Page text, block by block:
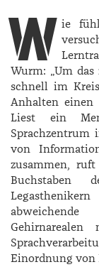
W ie
Wurm: „Um
schnell im
Anhalten einen
Liest ein
Sprachzentrum
von
zusammen,
Buchstaben
Einordnung von